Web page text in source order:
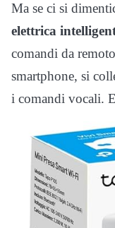
Ma se ci si
elettrica
comandi da
smartphone, si
i comandi vocali.